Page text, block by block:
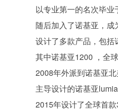
以专业第一的名次毕业
随后加入了诺基亚，成
设计了多款产品，包括
其中诺基亚1200 ，全球
2008年外派到诺基亚
主导设计的诺基亚
2015年设计了全球首